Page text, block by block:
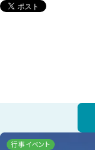
行事イベント